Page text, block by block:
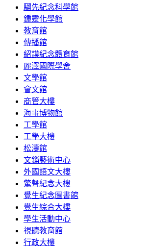
騮先紀念科學館
鍾靈化學館
教育館
傳播館
紹謨紀念體育館
麗澤國際學舍
文學館
會文館
商管大樓
海事博物館
工學館
工學大樓
松濤館
文錙藝術中心
外國語文大樓
驚聲紀念大樓
覺生紀念圖書館
覺生綜合大樓
學生活動中心
視聽教育館
行政大樓